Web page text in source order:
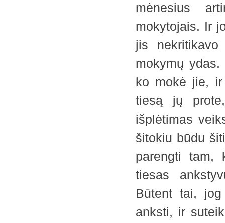
mėnesius
mokytojais. Ir
jis
mokymų
ko mokė jie,
tiesą jų
išplėtimas
šitokiu būdu
parengti tam,
tiesas
Būtent tai,
anksti, ir